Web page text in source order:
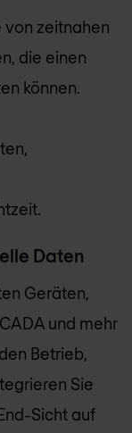
von zeitnahen
die einen
können.
Daten
Geräten,
und mehr
Betrieb,
Sie
Sicht auf